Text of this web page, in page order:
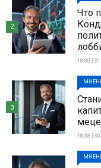
Что
18:00 |
2
18:38 |
3